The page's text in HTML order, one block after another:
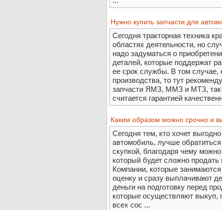
Нужно купить запчасти для
Сегодня тракторная техника
областях деятельности, но
надо задуматься о
деталей, которые поддержат
ее срок службы. В том случае,
производства, то тут
запчасти ЯМЗ, ММЗ и МТЗ, так
считается гарантией
Каким образом можно срочно и
Сегодня тем, кто хочет
автомобиль, лучше
скупкой, благодаря чему
который будет сложно
Компании, которые
оценку и сразу выплачивают
деньги на подготовку перед
которые осуществляют выкуп,
всех сос ...